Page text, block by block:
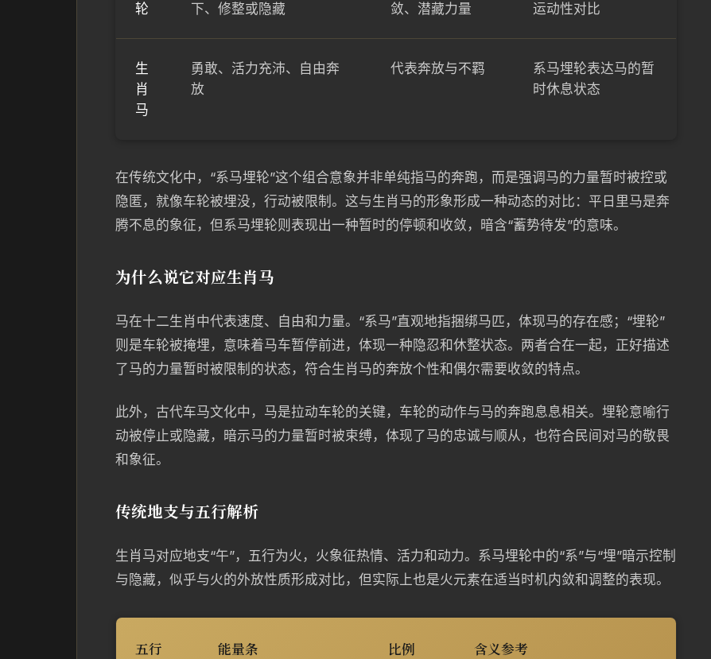
轮
下、修整或隐藏
敛、潜藏力量
运动性对比
生
肖
马
勇敢、活力充沛、自由奔
放
代表奔放与不羁
系马埋轮表达马的暂
时休息状态
在传统文化中，“系马埋轮”这个组合意象并非单纯指马的奔跑，而是强调马的力量暂时被控或
隐匿，就像车轮被埋没，行动被限制。这与生肖马的形象形成一种动态的对比：平日里马是奔
腾不息的象征，但系马埋轮则表现出一种暂时的停顿和收敛，暗含“蓄势待发”的意味。
为什么说它对应生肖马
马在十二生肖中代表速度、自由和力量。“系马”直观地指捆绑马匹，体现马的存在感；“埋轮”
则是车轮被掩埋，意味着马车暂停前进，体现一种隐忍和休整状态。两者合在一起，正好描述
了马的力量暂时被限制的状态，符合生肖马的奔放个性和偶尔需要收敛的特点。
此外，古代车马文化中，马是拉动车轮的关键，车轮的动作与马的奔跑息息相关。埋轮意喻行
动被停止或隐藏，暗示马的力量暂时被束缚，体现了马的忠诚与顺从，也符合民间对马的敬畏
和象征。
传统地支与五行解析
生肖马对应地支“午”，五行为火，火象征热情、活力和动力。系马埋轮中的“系”与“埋”暗示控制
与隐藏，似乎与火的外放性质形成对比，但实际上也是火元素在适当时机内敛和调整的表现。
五行 能量条 比例 含义参考